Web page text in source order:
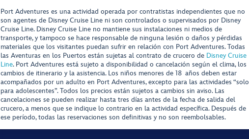
Port Adventures es una actividad operada por contratistas independientes que no
son agentes de Disney Cruise Line ni son controlados o supervisados por Disney
Cruise Line. Disney Cruise Line no mantiene sus instalaciones ni medios de
transporte, y tampoco se hace responsable de ninguna lesión o daños y pérdidas
materiales que los visitantes puedan sufrir en relación con Port Adventures. Todas
las Aventuras en los Puertos están sujetas al contrato de crucero de Disney Cruise
Line. Port Adventures está sujeto a disponibilidad o cancelación según el clima, los
cambios de itinerario y la asistencia. Los niños menores de 18 años deben estar
acompañados por un adulto en Port Adventures, excepto para las actividades “solo
para adolescentes”. Todos los precios están sujetos a cambios sin aviso. Las
cancelaciones se pueden realizar hasta tres días antes de la fecha de salida del
crucero, a menos que se indique lo contrario en la actividad específica. Después de
ese período, todas las reservaciones son definitivas y no son reembolsables.